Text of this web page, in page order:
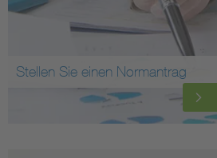
Stellen Sie einen Normantrag